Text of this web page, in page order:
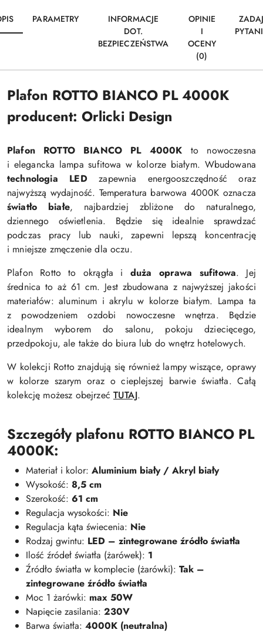
PARAMETRY
INFORMACJE
DOT.
BEZPIECZEŃSTWA
OPINIE
I
OCENY
(0)
Plafon ROTTO BIANCO PL 4000K
producent: Orlicki Design
Plafon ROTTO BIANCO PL 4000K to nowoczesna
i elegancka lampa sufitowa w kolorze białym. Wbudowana
technologia LEDzapewnia energooszczędność oraz
najwyższą wydajność. Temperatura barwowa 4000K oznacza
światło białe, najbardziej zbliżone do naturalnego,
dziennego oświetlenia. Będzie się idealnie sprawdzać
podczas pracy lub nauki, zapewni lepszą koncentrację
i mniejsze zmęczenie dla oczu.
Plafon Rotto to okrągła i duża oprawa sufitowa. Jej
średnica to aż 61 cm. Jest zbudowana z najwyższej jakości
materiałów: aluminum i akrylu w kolorze białym. Lampa ta
z powodzeniem ozdobi nowoczesne wnętrza. Będzie
idealnym wyborem do salonu, pokoju dziecięcego,
przedpokoju, ale także do biura lub do wnętrz hotelowych.
W kolekcji Rotto znajdują się również lampy wiszące, oprawy
w kolorze szarym oraz o cieplejszej barwie światła. Całą
kolekcję możesz obejrzećTUTAJ.
Szczegóły plafonu ROTTO BIANCO PL
4000K:
Materiał i kolor: Aluminium biały / Akryl biały
Wysokość: 8,5 cm
Szerokość: 61 cm
Regulacja wysokości: Nie
Regulacja kąta świecenia: Nie
Rodzaj gwintu: LED – zintegrowane źródło światła
Ilość źródeł światła (żarówek): 1
Źródło światła w komplecie (żarówki): Tak –
zintegrowane źródło światła
Moc 1 żarówki: max 50W
Napięcie zasilania: 230V
Barwa światła: 4000K (neutralna)